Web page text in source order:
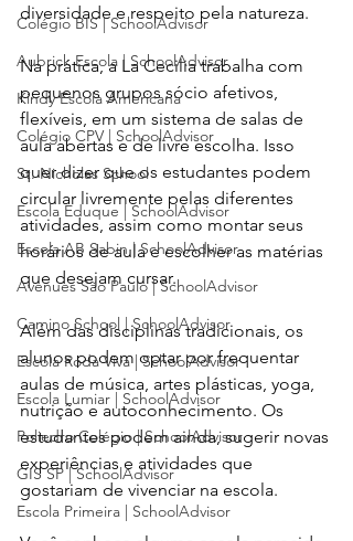
Colégio BIS | SchoolAdvisor
Aubrick Escola | SchoolAdvisor
Kindy Escola Americana
Colégio CPV | SchoolAdvisor
St. Nicholas School
Escola Eduque | SchoolAdvisor
Escola AB Sabin | SchoolAdvisor
Avenues São Paulo | SchoolAdvisor
Camino School | SchoolAdvisor
Escola Roda Viva | SchoolAdvisor
Escola Lumiar | SchoolAdvisor
Poliedro Colégio | SchoolAdvisor
GIS SP | SchoolAdvisor
Escola Primeira | SchoolAdvisor
diversidade e respeito pela natureza.
Na prática, a La Cecilia trabalha com
pequenos grupos sócio afetivos,
flexíveis, em um sistema de salas de
aula abertas e de livre escolha. Isso
quer dizer que os estudantes podem
circular livremente pelas diferentes
atividades, assim como montar seus
horários de aula e escolher as matérias
que desejam cursar.
Além das disciplinas tradicionais, os
alunos podem optar por frequentar
aulas de música, artes plásticas, yoga,
nutrição e autoconhecimento. Os
estudantes podem ainda, sugerir novas
experiências e atividades que
gostariam de vivenciar na escola.